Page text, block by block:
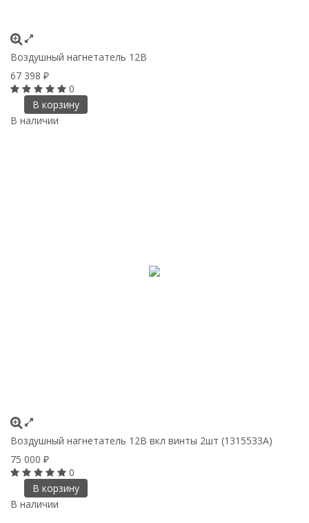
Воздушный нагнетатель 12В
67 398 ₽
0
В корзину
В наличии
Воздушный нагнетатель 12В вкл винты 2шт (1315533A)
75 000 ₽
0
В корзину
В наличии